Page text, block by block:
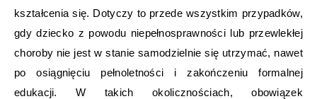
kształcenia się. Dotyczy to przede wszystkim przypadków,
gdy dziecko z powodu niepełnosprawności lub przewlekłej
choroby nie jest w stanie samodzielnie się utrzymać, nawet
po osiągnięciu pełnoletności i zakończeniu formalnej
edukacji. W takich okolicznościach, obowiązek